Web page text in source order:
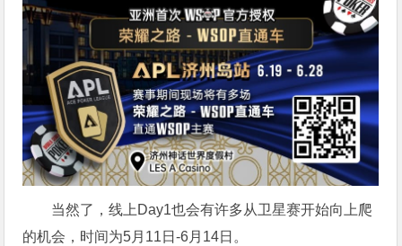
当然了，线上Day1也会有许多从卫星赛开始向上爬
的机会，时间为5月11日-6月14日。